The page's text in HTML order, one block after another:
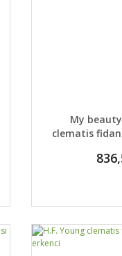
DETAYLAR
My
clematis